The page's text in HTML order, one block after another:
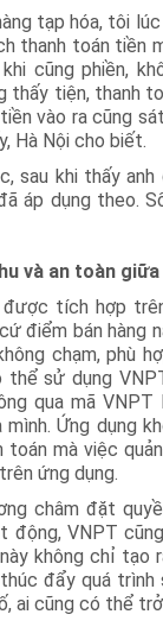
tạp hóa, tôi
thanh toán tiền
khi cũng phiền,
thấy tiện, thanh
vào ra cũng
Hà Nội cho biết.
sau khi thấy
áp dụng theo.
và an toàn
tích hợp
điểm bán hàng
chạm, phù
thể sử dụng
qua mã VNPT
mình. Ứng dụng
toán mà việc
ứng dụng.
châm đặt
động, VNPT
không chỉ tạo
đẩy quá
ai cũng có thể